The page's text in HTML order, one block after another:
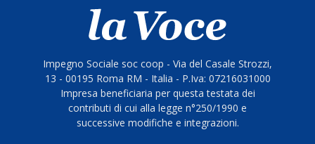
Impegno Sociale soc coop - Via del Casale Strozzi,
13 - 00195 Roma RM - Italia - P.Iva: 07216031000
Impresa beneficiaria per questa testata dei
contributi di cui alla legge n°250/1990 e
successive modifiche e integrazioni.